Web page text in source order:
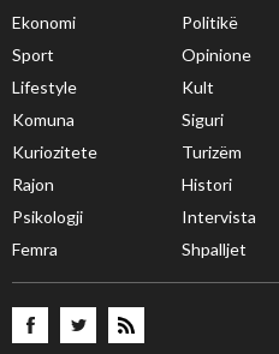
Ekonomi Politikë
Sport
Opinione
Lifestyle
Kult
Komuna
Siguri
Kuriozitete
Turizëm
Rajon
Histori
Psikologji
Intervista
Femra
Shpalljet